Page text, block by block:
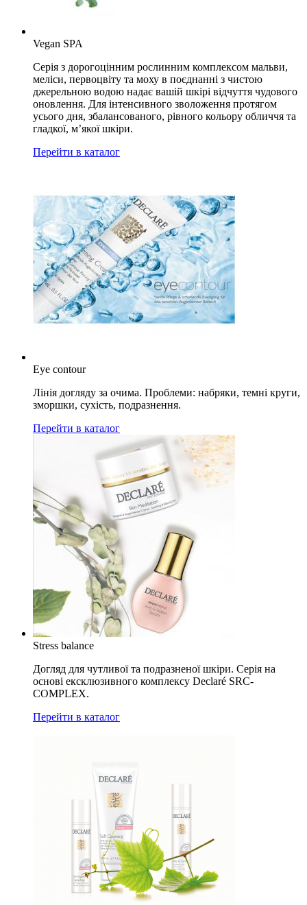
Vegan SPA
Серія з дорогоцінним рослинним комплексом мальви,
меліси, первоцвіту та моху в поєднанні з чистою
джерельною водою надає вашій шкірі відчуття чудового
оновлення. Для інтенсивного зволоження протягом
усього дня, збалансованого, рівного кольору обличчя та
гладкої, м’якої шкіри.
Перейти в каталог
Eye contour
Лінія догляду за очима. Проблеми: набряки, темні круги,
зморшки, сухість, подразнення.
Перейти в каталог
Stress balance
Догляд для чутливої та подразненої шкіри. Серія на
основі ексклюзивного комплексу Declaré SRC-
COMPLEX.
Перейти в каталог